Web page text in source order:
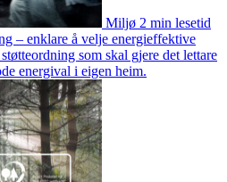
Miljø 2 min lesetid
– enklare å velje energieffektive
som skal gjere det lettare
energival i eigen heim.